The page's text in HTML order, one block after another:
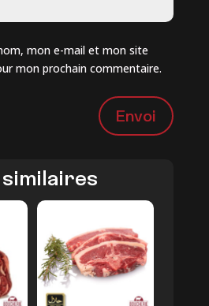
mon e-mail et mon site
mon prochain commentaire.
Envoi